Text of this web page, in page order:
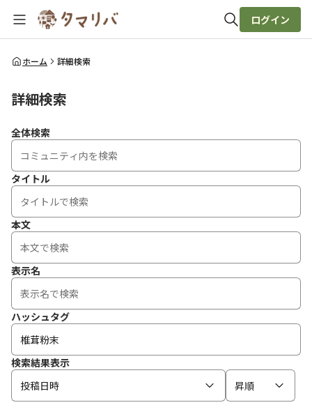
全体検索
ログイン
ホーム 詳細検索
詳細検索
全体検索
タイトル
本文
表示名
ハッシュタグ
検索結果表示
投稿日時
昇順